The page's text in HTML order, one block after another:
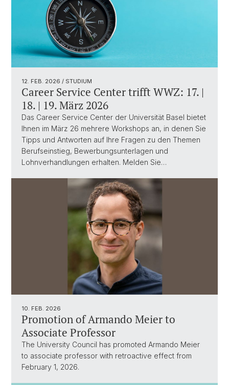
12. FEB. 2026 / STUDIUM
Career Service Center trifft WWZ: 17. |
18. | 19. März 2026
Das Career Service Center der Universität Basel bietet
Ihnen im März 26 mehrere Workshops an, in denen Sie
Tipps und Antworten auf Ihre Fragen zu den Themen
Berufseinstieg, Bewerbungsunterlagen und
Lohnverhandlungen erhalten. Melden Sie…
10. FEB. 2026
Promotion of Armando Meier to
Associate Professor
The University Council has promoted Armando Meier
to associate professor with retroactive effect from
February 1, 2026.